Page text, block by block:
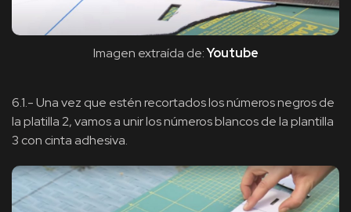
Imagen extraída de:Youtube
6.1.- Una vez que estén recortados los números negros de
la platilla 2, vamos a unir los números blancos de la plantilla
3 con cinta adhesiva.